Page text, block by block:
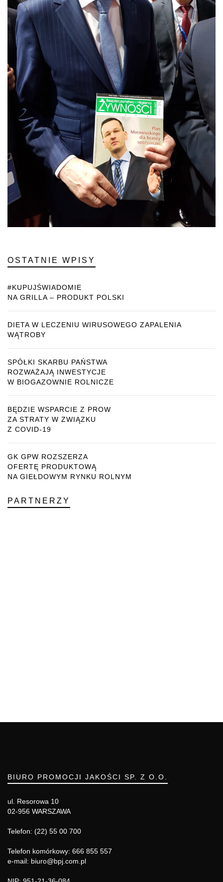
OSTATNIE WPISY
#KUPUJŚWIADOMIE
NA GRILLA – PRODUKT POLSKI
DIETA W LECZENIU WIRUSOWEGO ZAPALENIA
WĄTROBY
SPÓŁKI SKARBU PAŃSTWA
ROZWAŻAJĄ INWESTYCJE
W BIOGAZOWNIE ROLNICZE
BĘDZIE WSPARCIE Z PROW
ZA STRATY W ZWIĄZKU
Z COVID-19
GK GPW ROZSZERZA
OFERTĘ PRODUKTOWĄ
NA GIEŁDOWYM RYNKU ROLNYM
PARTNERZY
BIURO PROMOCJI JAKOŚCI SP. Z O.O.
ul. Resorowa 10
02-956 WARSZAWA
Telefon: (22) 55 00 700
Telefon komórkowy: 666 855 557
e-mail: biuro@bpj.com.pl